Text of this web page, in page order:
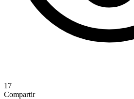
17
Compartir